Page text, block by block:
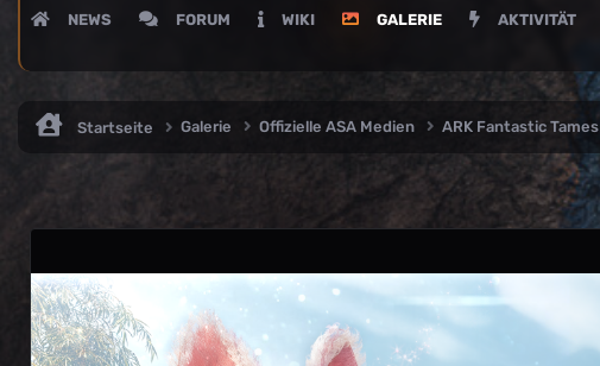
NEWS FORUM WIKI GALERIE AKTIVITÄT
Startseite Galerie Offizielle ASA Medien ARK Fantastic Tames